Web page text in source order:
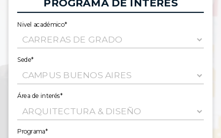
PROGRAMA DE INTERÉS
Nivel académico*
Sede*
Área de interés*
Programa*